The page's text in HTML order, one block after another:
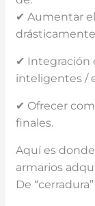
✔ Aumentar
✔ Integración
inteligentes /
✔ Ofrecer
finales.
Aquí es
armarios
De